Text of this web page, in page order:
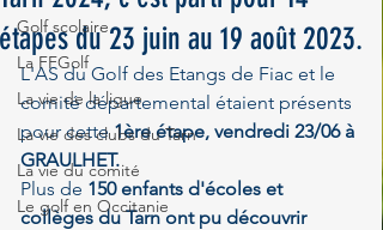
Golf scolaire
La FFGolf
La vie de la ligue
La vie des clubs du Tarn
La vie du comité
Le golf en Occitanie
étapes du 23 juin au 19 août 2023.
L'AS du Golf des Etangs de Fiac et le
comité départemental étaient présents
pour cette 1ère étape, vendredi 23/06 à
GRAULHET.
Plus de 150 enfants d'écoles et
collèges du Tarn ont pu découvrir